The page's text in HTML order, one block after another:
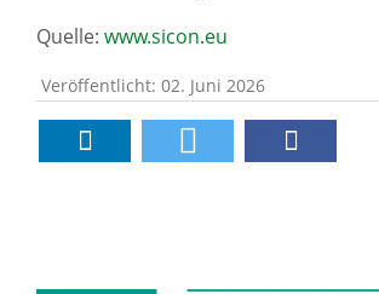
Quelle: www.sicon.eu
Veröffentlicht: 02. Juni 2026